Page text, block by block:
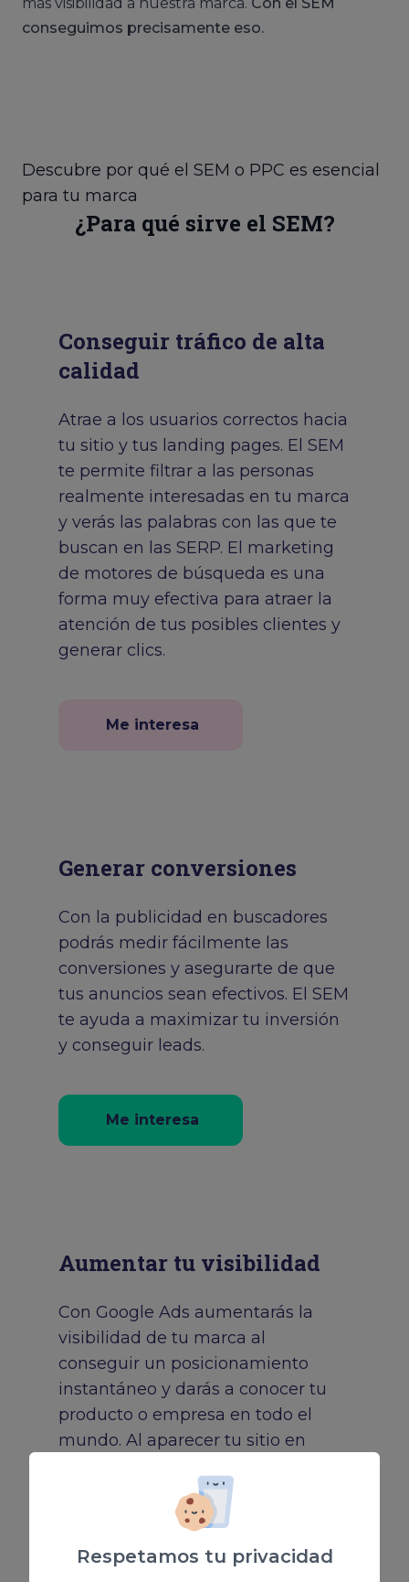
Respetamos tu privacidad
conseguimos precisamente eso.
Descubre por qué el SEM o PPC es esencial
para tu marca
¿Para qué sirve el SEM?
Conseguir tráfico de alta
calidad
Atrae a los usuarios correctos hacia
tu sitio y tus landing pages. El SEM
te permite filtrar a las personas
realmente interesadas en tu marca
y verás las palabras con las que te
buscan en las SERP. El marketing
de motores de búsqueda es una
forma muy efectiva para atraer la
atención de tus posibles clientes y
generar clics.
Me interesa
Generar conversiones
Con la publicidad en buscadores
podrás medir fácilmente las
conversiones y asegurarte de que
tus anuncios sean efectivos. El SEM
te ayuda a maximizar tu inversión
y conseguir leads.
Me interesa
Aumentar tu visibilidad
Con Google Ads aumentarás la
visibilidad de tu marca al
conseguir un posicionamiento
instantáneo y darás a conocer tu
producto o empresa en todo el
mundo. Al aparecer tu sitio en
autoridad al ver que satisface sus